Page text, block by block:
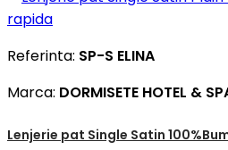
rapida
Referinta: SP-S ELINA
Marca: DORMISETE HOTEL &
Lenjerie pat Single Satin